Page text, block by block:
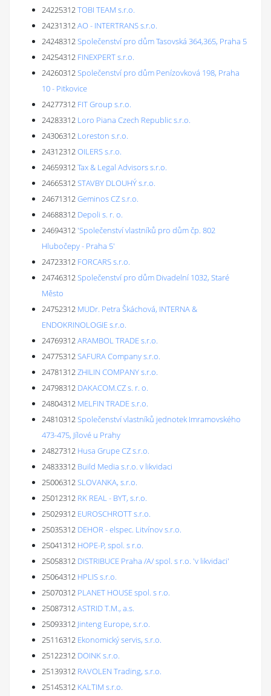
24225312TOBI TEAM s.r.o.
24231312AO - INTERTRANS s.r.o.
24248312Společenství pro dům Tasovská 364,365, Praha 5
24254312 FINEXPERT s.r.o.
24260312Společenství pro dům Penízovková 198, Praha
10 - Pitkovice
24277312 FIT Group s.r.o.
24283312 Loro Piana Czech Republic s.r.o.
24306312 Loreston s.r.o.
24312312OILERS s.r.o.
24659312Tax & Legal Advisors s.r.o.
24665312STAVBY DLOUHÝ s.r.o.
24671312Geminos CZ s.r.o.
24688312 Depoli s. r. o.
24694312'Společenství vlastníků pro dům čp. 802
Hlubočepy - Praha 5'
24723312 FORCARS s.r.o.
24746312Společenství pro dům Divadelní 1032, Staré
Město
24752312 MUDr. Petra Škáchová, INTERNA &
ENDOKRINOLOGIE s.r.o.
24769312ARAMBOL TRADE s.r.o.
24775312SAFURA Company s.r.o.
24781312ZHILIN COMPANY s.r.o.
24798312 DAKACOM.CZ s. r. o.
24804312 MELFIN TRADE s.r.o.
24810312Společenství vlastníků jednotek Imramovského
473-475, Jílové u Prahy
24827312 Husa Grupe CZ s.r.o.
24833312 Build Media s.r.o. v likvidaci
25006312SLOVANKA, s.r.o.
25012312 RK REAL - BYT, s.r.o.
25029312 EUROSCHROTT s.r.o.
25035312 DEHOR - elspec. Litvínov s.r.o.
25041312 HOPE-P, spol. s r.o.
25058312 DISTRIBUCE Praha /A/ spol. s r.o. 'v likvidaci'
25064312 HPLIS s.r.o.
25070312 PLANET HOUSE spol. s r.o.
25087312ASTRID T.M., a.s.
25093312 Jinteng Europe, s.r.o.
25116312 Ekonomický servis, s.r.o.
25122312 DOINK s.r.o.
25139312 RAVOLEN Trading, s.r.o.
25145312 KALTIM s.r.o.